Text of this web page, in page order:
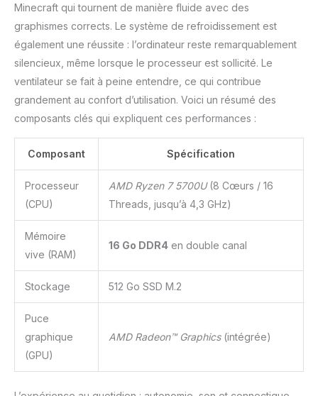
Minecraft qui tournent de manière fluide avec des
graphismes corrects. Le système de refroidissement est
également une réussite : l’ordinateur reste remarquablement
silencieux, même lorsque le processeur est sollicité. Le
ventilateur se fait à peine entendre, ce qui contribue
grandement au confort d’utilisation. Voici un résumé des
composants clés qui expliquent ces performances :
Composant Spécification
Processeur
(CPU)
AMD Ryzen 7 5700U(8 Cœurs / 16
Threads, jusqu’à 4,3 GHz)
Mémoire
vive (RAM)
16 Go DDR4 en double canal
Stockage 512 Go SSD M.2
Puce
graphique
(GPU)
AMD Radeon™ Graphics(intégrée)